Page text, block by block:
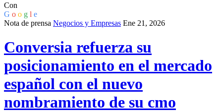
Con
G o o g l e
Nota de prensa Negocios y Empresas Ene 21, 2026
Conversia refuerza su
posicionamiento en el mercado
español con el nuevo
nombramiento de su cmo